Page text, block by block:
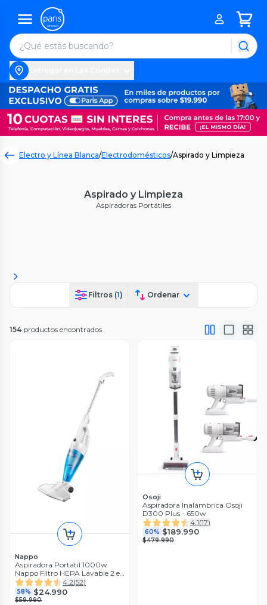
Electro y Línea Blanca/Electrodomésticos/Aspirado y Limpieza
Aspirado y Limpieza
Aspiradoras Portátiles
Filtros (1) Ordenar
154 productos encontrados
Nappo
Aspiradora Portatil 1000w
Nappo Filtro HEPA Lavable 2 en
1
4.2(52)
58% $24.990
$59.990
Osoji
Aspiradora Inalámbrica Osoji
D300 Plus - 650w
4.1(17)
60% $189.990
$479.990